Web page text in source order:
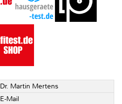
Dr. Martin Mertens
E-Mail